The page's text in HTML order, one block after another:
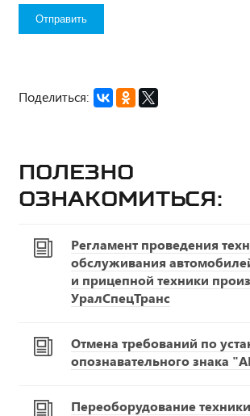
Поделиться:
Полезно
ознакомиться:
Регламент проведения
обслуживания
и прицепной техники
УралСпецТранс
Отмена требований по
опознавательного знака
Переоборудование техники